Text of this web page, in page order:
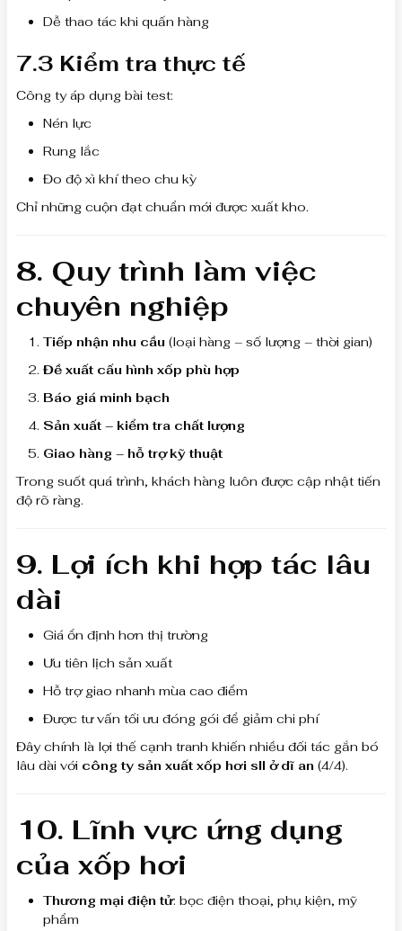
Dễ thao tác khi quấn hàng
7.3 Kiểm tra thực tế
Công ty áp dụng bài test:
Nén lực
Rung lắc
Đo độ xì khí theo chu kỳ
Chỉ những cuộn đạt chuẩn mới được xuất kho.
8. Quy trình làm việc
chuyên nghiệp
Tiếp nhận nhu cầu (loại hàng – số lượng – thời gian)
Đề xuất cấu hình xốp phù hợp
Báo giá minh bạch
Sản xuất – kiểm tra chất lượng
Giao hàng – hỗ trợ kỹ thuật
Trong suốt quá trình, khách hàng luôn được cập nhật tiến
độ rõ ràng.
9. Lợi ích khi hợp tác lâu
dài
Giá ổn định hơn thị trường
Ưu tiên lịch sản xuất
Hỗ trợ giao nhanh mùa cao điểm
Được tư vấn tối ưu đóng gói để giảm chi phí
Đây chính là lợi thế cạnh tranh khiến nhiều đối tác gắn bó
lâu dài với công ty sản xuất xốp hơi sll ở dĩ an (4/4).
10. Lĩnh vực ứng dụng
của xốp hơi
Thương mại điện tử: bọc điện thoại, phụ kiện, mỹ
phẩm